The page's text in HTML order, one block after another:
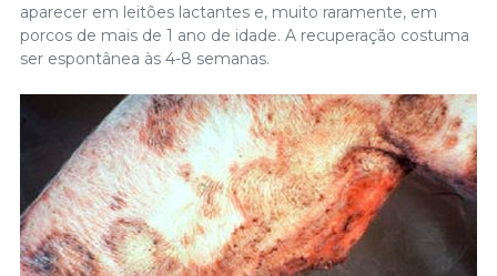
aparecer em leitões lactantes e, muito raramente, em
porcos de mais de 1 ano de idade. A recuperação costuma
ser espontânea às 4-8 semanas.